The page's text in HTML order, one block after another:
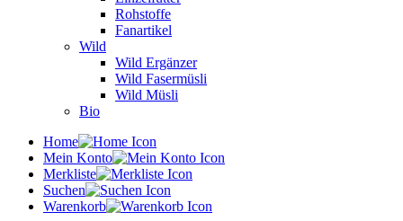
Rohstoffe
Fanartikel
Wild
Wild Ergänzer
Wild Fasermüsli
Wild Müsli
Bio
Home
Mein Konto
Merkliste
Suchen
Warenkorb